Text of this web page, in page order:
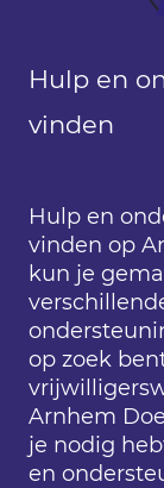
Hulp en
vinden
Hulp en
vinden op
kun je
op zoek
Arnhem
je nodig
en